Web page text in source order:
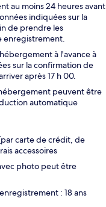
au moins 24 heures avant
indiquées sur la
de prendre les
enregistrement.
à l'avance à
sur la confirmation de
après 17 h 00.
peuvent être
automatique
carte de crédit, de
accessoires
photo peut être
: 18 ans